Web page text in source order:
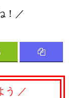
！／
う ／